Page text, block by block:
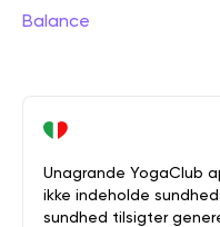
Balance
Unagrande YogaClub
ikke indeholde
sundhed tilsigter